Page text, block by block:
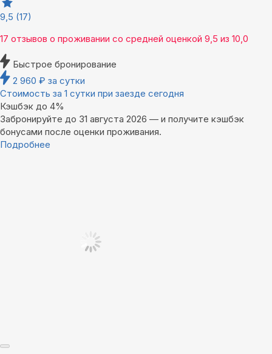
9,5 (17)
17 отзывов о проживании со средней оценкой 9,5 из 10,0
Быстрое бронирование
2 960 ₽ за сутки
Стоимость за 1 сутки при заезде сегодня
Кэшбэк до 4%
Забронируйте до 31 августа 2026 — и получите кэшбэк
бонусами после оценки проживания.
Подробнее